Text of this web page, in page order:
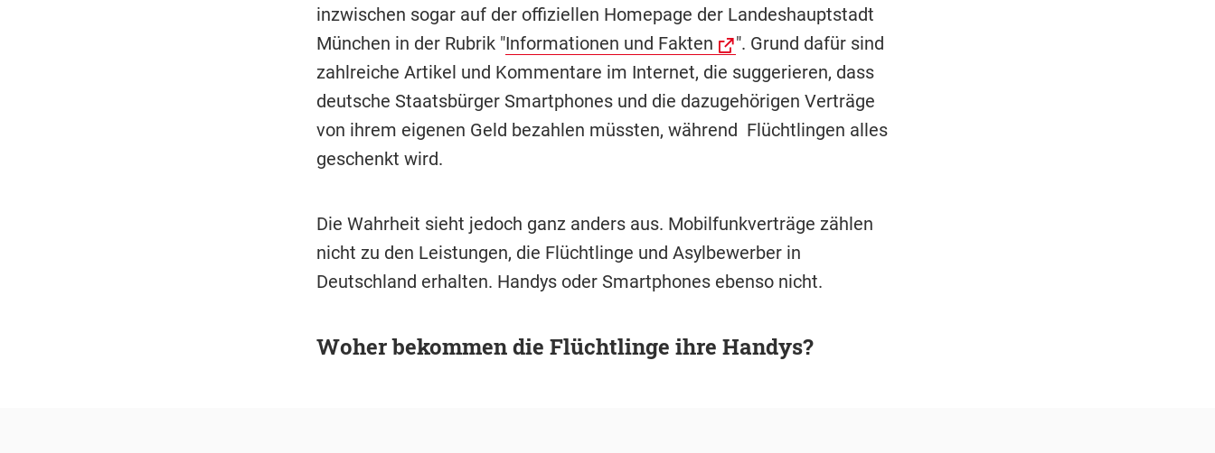
inzwischen sogar auf der offiziellen Homepage der Landeshauptstadt
München in der Rubrik "Informationen und Fakten
". Grund dafür sind
zahlreiche Artikel und Kommentare im Internet, die suggerieren, dass
deutsche Staatsbürger Smartphones und die dazugehörigen Verträge
von ihrem eigenen Geld bezahlen müssten, während Flüchtlingen alles
geschenkt wird.
Die Wahrheit sieht jedoch ganz anders aus. Mobilfunkverträge zählen
nicht zu den Leistungen, die Flüchtlinge und Asylbewerber in
Deutschland erhalten. Handys oder Smartphones ebenso nicht.
Woher bekommen die Flüchtlinge ihre Handys?